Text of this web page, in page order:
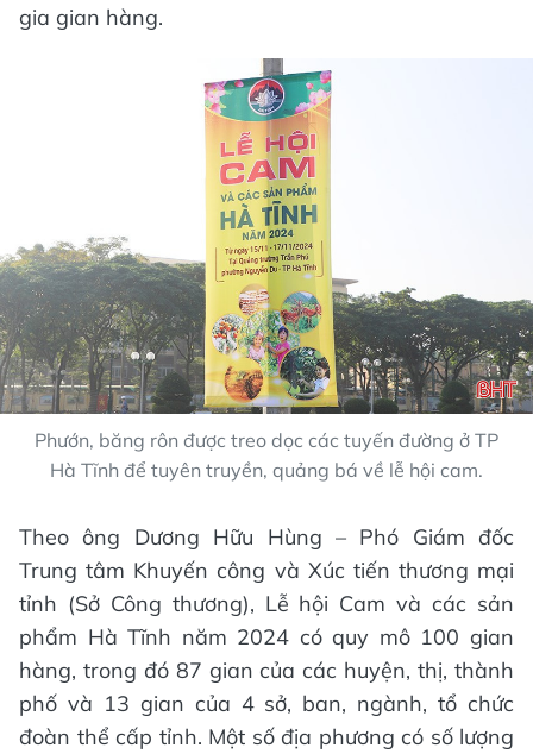
gia gian hàng.
Phướn, băng rôn được treo dọc các tuyến đường ở TP
Hà Tĩnh để tuyên truyền, quảng bá về lễ hội cam.
Theo ông Dương Hữu Hùng – Phó Giám đốc
Trung tâm Khuyến công và Xúc tiến thương mại
tỉnh (Sở Công thương), Lễ hội Cam và các sản
phẩm Hà Tĩnh năm 2024 có quy mô 100 gian
hàng, trong đó 87 gian của các huyện, thị, thành
phố và 13 gian của 4 sở, ban, ngành, tổ chức
đoàn thể cấp tỉnh. Một số địa phương có số lượng